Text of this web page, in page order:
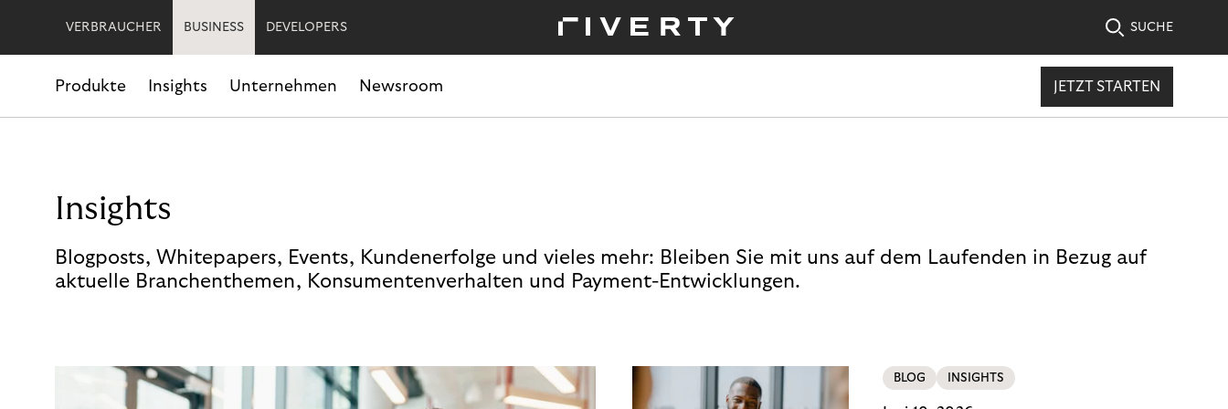
VERBRAUCHER BUSINESS DEVELOPERS SUCHE
Produkte Insights Unternehmen Newsroom JETZT STARTEN
Insights
Blogposts, Whitepapers, Events, Kundenerfolge und vieles mehr: Bleiben Sie mit uns auf dem Laufenden in Bezug auf
aktuelle Branchenthemen, Konsumentenverhalten und Payment-Entwicklungen.
BLOG INSIGHTS